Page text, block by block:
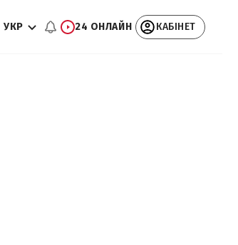
УКР 24 ОНЛАЙН КАБІНЕТ